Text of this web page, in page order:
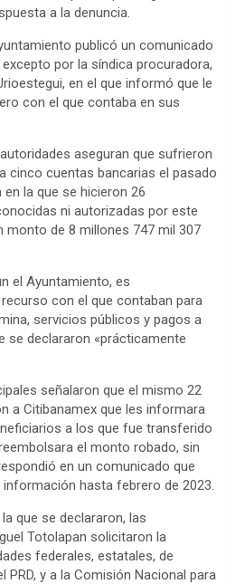
a la denuncia.
publicó un comunicado
por la síndica procuradora,
en el que informó que le
con el que contaba en sus
aseguran que sufrieron
cinco cuentas bancarias el pasado
la que se hicieron 26
ni autorizadas por este
monto de 8 millones 747 mil 307
el Ayuntamiento, es
con el que contaban para
servicios públicos y pagos a
se declararon «prácticamente
señalaron que el mismo 22
a Citibanamex que les informara
a los que fue transferido
el monto robado, sin
en un comunicado que
información hasta febrero de 2023.
que se declararon, las
Totolapan solicitaron la
federales, estatales, de
PRD, y a la Comisión Nacional para